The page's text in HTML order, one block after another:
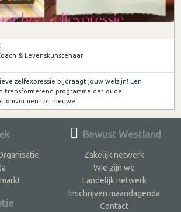
& Levenskunstenaar
zelfexpressie bijdraagt jouw welzijn! Een
transformerend programma dat oude
omvormen tot nieuwe.
Bewust Westland
Zakelijk netwerk
Wie zijn we
Landelijk netwerk
Inschrijven maandagenda
Contact